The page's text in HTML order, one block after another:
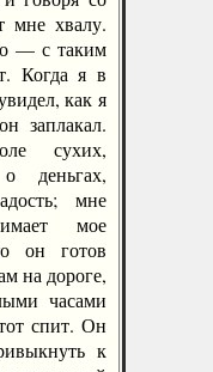
мне хвалу.
— с таким
Когда я в
как я
заплакал.
сухих,
деньгах,
мне
мое
он готов
на дороге,
часами
спит. Он
к